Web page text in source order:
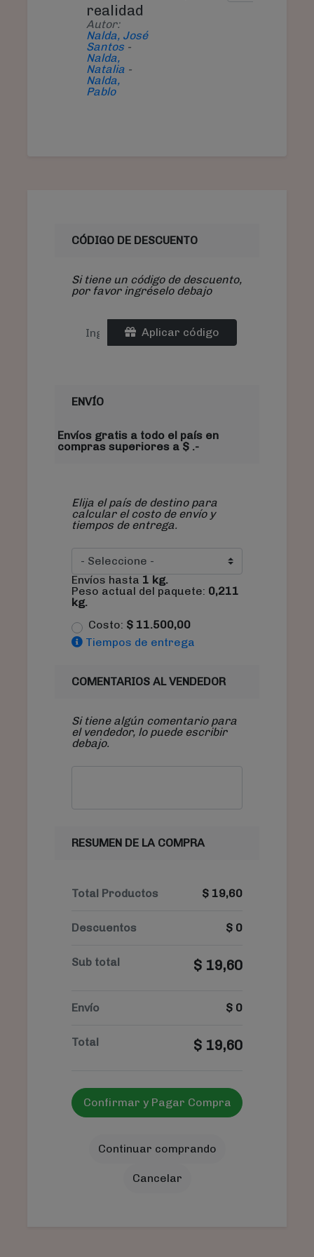
realidad
Autor:
Nalda, José
Santos-
Nalda,
Natalia -
Nalda,
Pablo
CÓDIGO DE DESCUENTO
Si tiene un código de descuento,
por favor ingréselo debajo
Aplicar código
ENVÍO
Envíos gratis a todo el país en
compras superiores a $ .-
Elija el país de destino para
calcular el costo de envío y
tiempos de entrega.
Envíos hasta 1 kg.
Peso actual del paquete: 0,211
kg.
Costo: $ 11.500,00
Tiempos de entrega
COMENTARIOS AL VENDEDOR
Si tiene algún comentario para
el vendedor, lo puede escribir
debajo.
RESUMEN DE LA COMPRA
Total Productos $ 19,60
Descuentos $ 0
Sub total $ 19,60
Envío $ 0
Total $ 19,60
Confirmar y Pagar Compra
Continuar comprando
Cancelar